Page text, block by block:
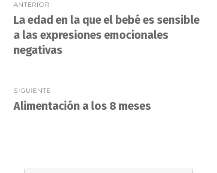
de
entradas
ANTERIOR
Entrada
anterior:
La edad en la que el bebé es sensible
a las expresiones emocionales
negativas
SIGUIENTE
Entrada
Alimentación a los 8 meses